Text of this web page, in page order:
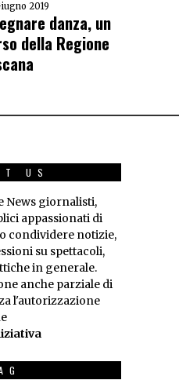
2019
danza, un
della Regione
US
News giornalisti,
appassionati di
condividere notizie,
su spettacoli,
in generale.
anche parziale di
l'autorizzazione